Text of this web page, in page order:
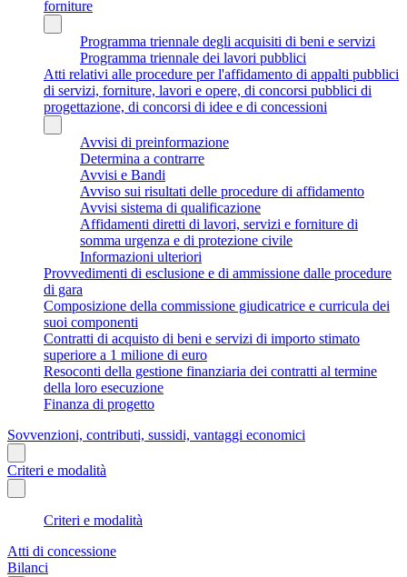
forniture
Programma triennale degli acquisiti di beni e servizi
Programma triennale dei lavori pubblici
Atti relativi alle procedure per l'affidamento di appalti pubblici
di servizi, forniture, lavori e opere, di concorsi pubblici di
progettazione, di concorsi di idee e di concessioni
Avvisi di preinformazione
Determina a contrarre
Avvisi e Bandi
Avviso sui risultati delle procedure di affidamento
Avvisi sistema di qualificazione
Affidamenti diretti di lavori, servizi e forniture di
somma urgenza e di protezione civile
Informazioni ulteriori
Provvedimenti di esclusione e di ammissione dalle procedure
di gara
Composizione della commissione giudicatrice e curricula dei
suoi componenti
Contratti di acquisto di beni e servizi di importo stimato
superiore a 1 milione di euro
Resoconti della gestione finanziaria dei contratti al termine
della loro esecuzione
Finanza di progetto
Sovvenzioni, contributi, sussidi, vantaggi economici
Criteri e modalità
Criteri e modalità
Atti di concessione
Bilanci